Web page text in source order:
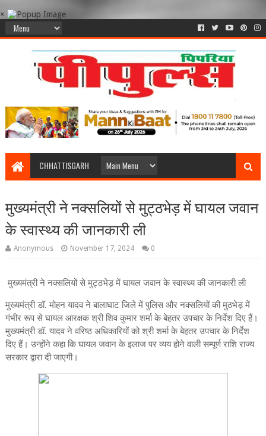
×
CHHATTISGARH
मुख्यमंत्री ने नक्सलियों से मुट्ठभेड़ में घायल जवान
के स्वास्थ्य की जानकारी ली
Anonymous November 17, 2024 0
मुख्यमंत्री ने नक्सलियों से मुट्ठभेड़ में घायल जवान के स्वास्थ्य की जानकारी ली
मुख्यमंत्री डॉ. मोहन यादव ने बालाघाट जिले में पुलिस और नक्सलियों की मुठभेड़ में
गंभीर रूप से घायल आरक्षक श्री शिव कुमार शर्मा के बेहतर उपचार के निर्देश दिए हैं।
मुख्यमंत्री डॉ. यादव ने वरिष्ठ अधिकारियों को श्री शर्मा के बेहतर उपचार के निर्देश
दिए हैं। उन्होंने कहा कि घायल जवान के इलाज पर व्यय होने वाली सम्पूर्ण राशि राज्य
सरकार द्वारा दी जाएगी।